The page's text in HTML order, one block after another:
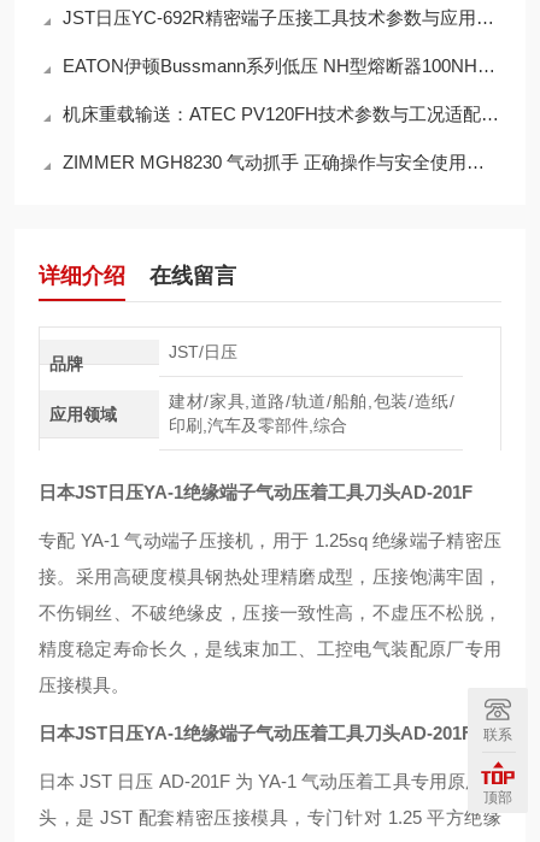
JST日压YC-692R精密端子压接工具技术参数与应用场景选型
EATON伊顿Bussmann系列低压 NH型熔断器100NHG000B-400的注意事项
机床重载输送：ATEC PV120FH技术参数与工况适配分析
ZIMMER MGH8230 气动抓手 正确操作与安全使用要点
详细介绍 在线留言
品牌
JST/日压
应用领域
建材/家具,道路/轨道/船舶,包装/造纸/
印刷,汽车及零部件,综合
日本JST日压YA-1绝缘端子气动压着工具刀头AD-201F
专配 YA-1 气动端子压接机，用于 1.25sq 绝缘端子精密压
接。采用高硬度模具钢热处理精磨成型，压接饱满牢固，
不伤铜丝、不破绝缘皮，压接一致性高，不虚压不松脱，
精度稳定寿命长久，是线束加工、工控电气装配原厂专用
压接模具。
日本JST日压YA-1绝缘端子气动压着工具刀头AD-201F
日本 JST 日压 AD-201F 为 YA-1 气动压着工具专用原厂刀
头，是 JST 配套精密压接模具，专门针对 1.25 平方绝缘
联系
顶部